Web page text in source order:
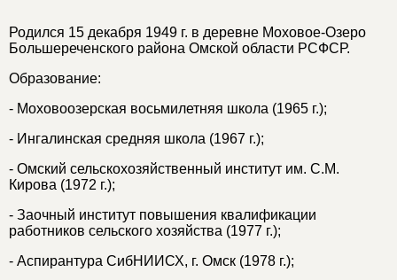
Родился 15 декабря 1949 г. в деревне Моховое-Озеро
Большереченского района Омской области РСФСР.
Образование:
- Моховоозерская восьмилетняя школа (1965 г.);
- Ингалинская средняя школа (1967 г.);
- Омский сельскохозяйственный институт им. С.М.
Кирова (1972 г.);
- Заочный институт повышения квалификации
работников сельского хозяйства (1977 г.);
- Аспирантура СибНИИСХ, г. Омск (1978 г.);